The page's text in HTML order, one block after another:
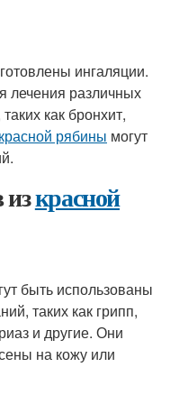
ингаляции.
лечения различных
как бронхит,
красной рябины могут
изкрасной
быть использованы
таких как грипп,
и другие. Они
на кожу или